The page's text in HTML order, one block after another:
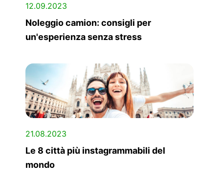
12.09.2023
Noleggio camion: consigli per
un'esperienza senza stress
21.08.2023
Le 8 città più instagrammabili del
mondo